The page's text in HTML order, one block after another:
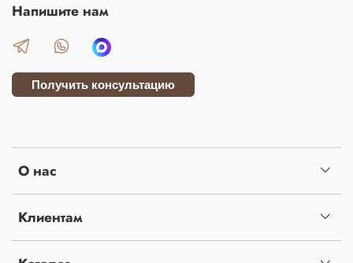
О нас
Клиентам
Напишите нам
Получить консультацию